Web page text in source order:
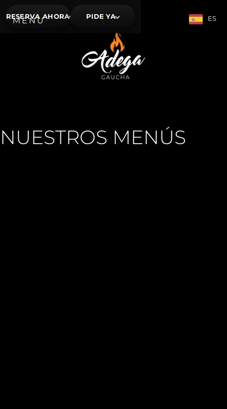
RESERVA AHORA PIDE YA
NUESTROS MENÚS
ES